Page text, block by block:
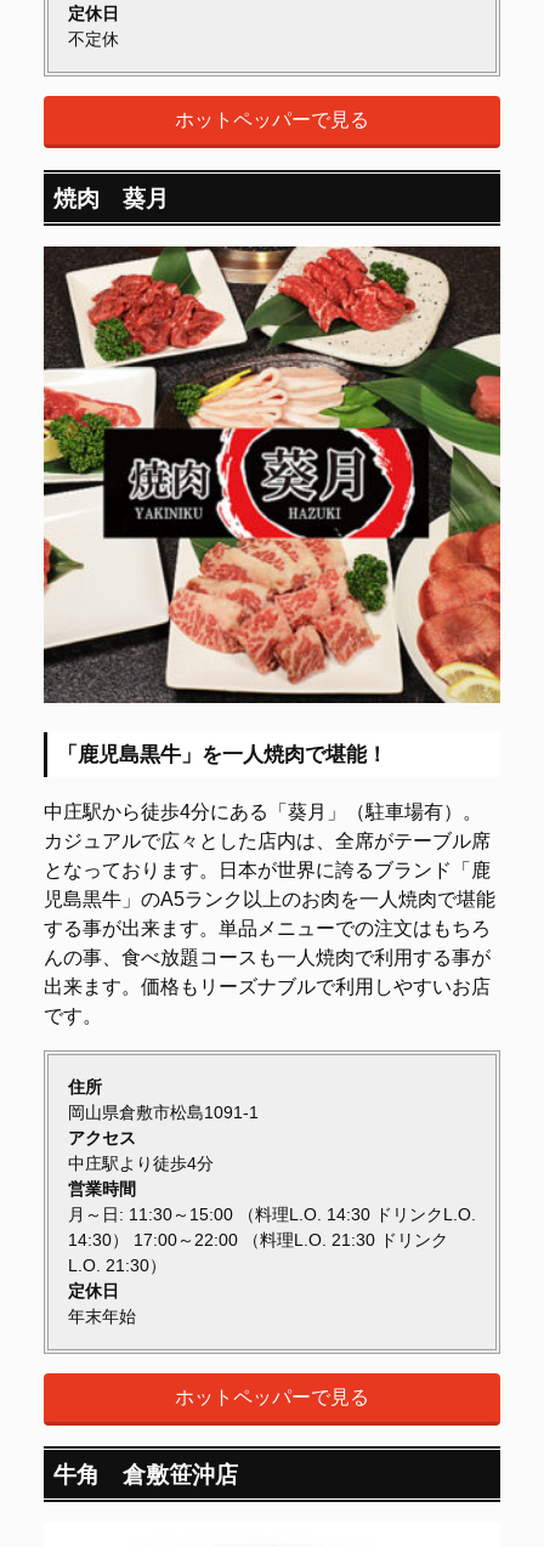
定休日
不定休
ホットペッパーで見る
焼肉 葵月
「鹿児島黒牛」を一人焼肉で堪能！
中庄駅から徒歩4分にある「葵月」（駐車場有）。
カジュアルで広々とした店内は、全席がテーブル席
となっております。日本が世界に誇るブランド「鹿
児島黒牛」のA5ランク以上のお肉を一人焼肉で堪能
する事が出来ます。単品メニューでの注文はもちろ
んの事、食べ放題コースも一人焼肉で利用する事が
出来ます。価格もリーズナブルで利用しやすいお店
です。
住所
岡山県倉敷市松島1091-1
アクセス
中庄駅より徒歩4分
営業時間
月～日: 11:30～15:00 （料理L.O. 14:30 ドリンクL.O.
14:30） 17:00～22:00 （料理L.O. 21:30 ドリンク
L.O. 21:30）
定休日
年末年始
ホットペッパーで見る
牛角 倉敷笹沖店